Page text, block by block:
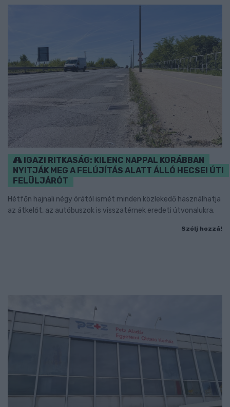
IGAZI RITKASÁG: KILENC NAPPAL KORÁBBAN
NYITJÁK MEG A FELÚJÍTÁS ALATT ÁLLÓ HECSEI ÚTI
FELÜLJÁRÓT
Hétfőn hajnali négy órától ismét minden közlekedő használhatja
az átkelőt, az autóbuszok is visszatérnek eredeti útvonalukra.
Szólj hozzá!